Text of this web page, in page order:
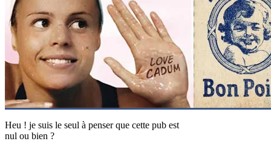
Heu ! je suis le seul à penser que cette pub est
nul ou bien ?